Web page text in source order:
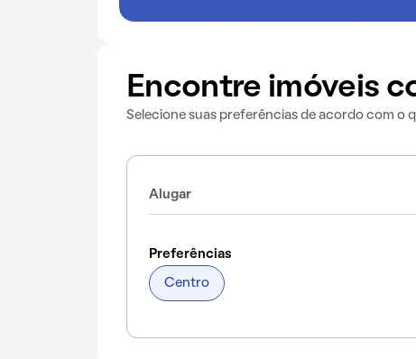
Encontre imóveis
Selecione suas preferências de acordo com o
Alugar
Preferências
Centro